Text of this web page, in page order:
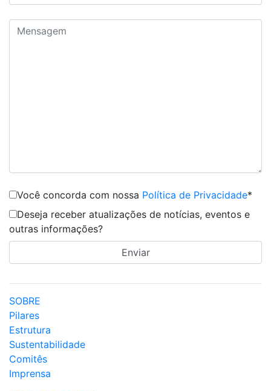
Você concorda com nossa Política de Privacidade*
Deseja receber atualizações de notícias, eventos e
outras informações?
SOBRE
Pilares
Estrutura
Sustentabilidade
Comitês
Imprensa